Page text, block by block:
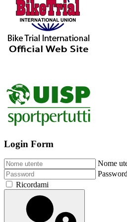
Login Form
Nome
Ricordami